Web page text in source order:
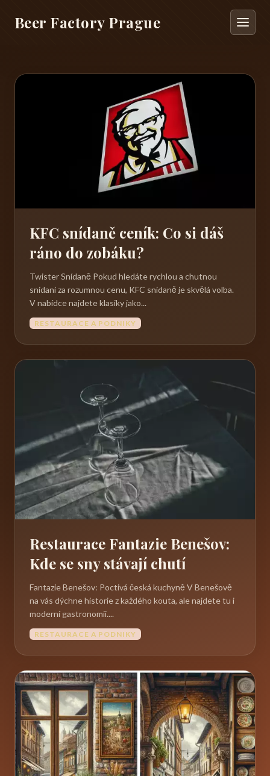
Beer Factory Prague
KFC snídaně ceník: Co si dáš
ráno do zobáku?
Twister Snídaně Pokud hledáte rychlou a chutnou
snídani za rozumnou cenu, KFC snídaně je skvělá volba.
V nabídce najdete klasiky jako...
RESTAURACE A PODNIKY
Restaurace Fantazie Benešov:
Kde se sny stávají chutí
Fantazie Benešov: Poctivá česká kuchyně V Benešově
na vás dýchne historie z každého kouta, ale najdete tu i
moderní gastronomii....
RESTAURACE A PODNIKY